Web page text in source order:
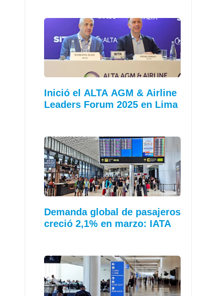
Inició el ALTA AGM & Airline
Leaders Forum 2025 en Lima
Demanda global de pasajeros
creció 2,1% en marzo: IATA